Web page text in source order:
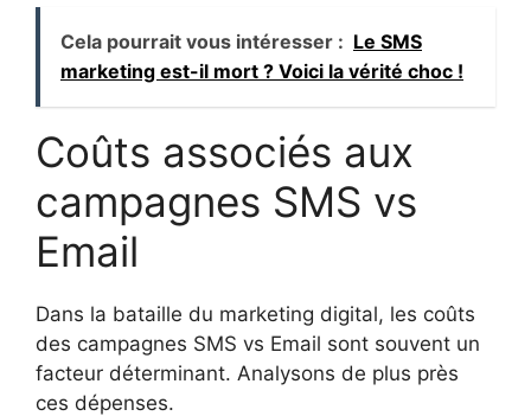
Cela pourrait vous intéresser : Le SMS
marketing est-il mort ? Voici la vérité choc !
Coûts associés aux
campagnes SMS vs
Email
Dans la bataille du marketing digital, les coûts
des campagnes SMS vs Email sont souvent un
facteur déterminant. Analysons de plus près
ces dépenses.